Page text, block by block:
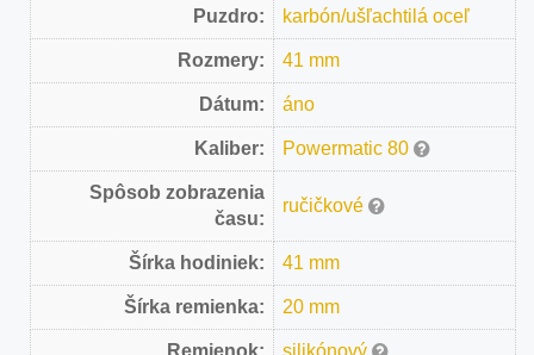
Puzdro: karbón/ušľachtilá oceľ
Rozmery: 41 mm
Dátum: áno
Kaliber: Powermatic 80
Spôsob zobrazenia
času:
ručičkové
Šírka hodiniek: 41 mm
Šírka remienka: 20 mm
Remienok: silikónový